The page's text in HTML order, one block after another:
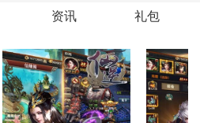
资讯 礼包